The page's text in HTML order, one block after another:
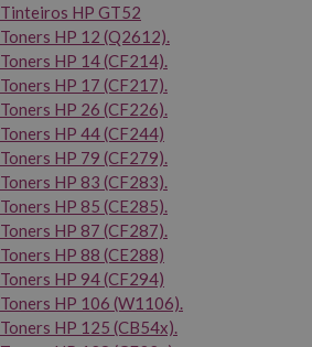
Tinteiros HP GT52
Toners HP 12 (Q2612).
Toners HP 14 (CF214).
Toners HP 17 (CF217).
Toners HP 26 (CF226).
Toners HP 44 (CF244)
Toners HP 79 (CF279).
Toners HP 83 (CF283).
Toners HP 85 (CE285).
Toners HP 87 (CF287).
Toners HP 88 (CE288)
Toners HP 94 (CF294)
Toners HP 106 (W1106).
Toners HP 125 (CB54x).